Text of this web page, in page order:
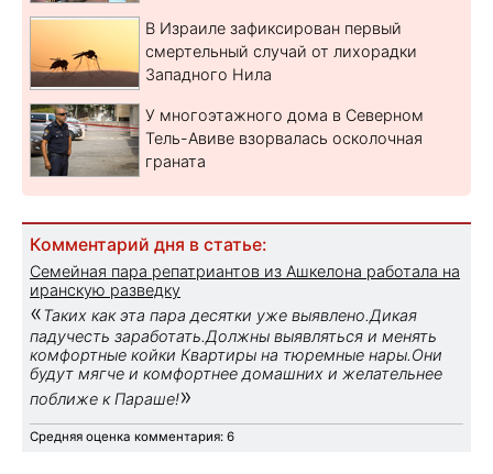
В Израиле зафиксирован первый
смертельный случай от лихорадки
Западного Нила
У многоэтажного дома в Северном
Тель-Авиве взорвалась осколочная
граната
Комментарий дня в статье:
Семейная пара репатриантов из Ашкелона работала на
иранскую разведку
«Таких как эта пара десятки уже выявлено.Дикая
падучесть заработать.Должны выявляться и менять
комфортные койки Квартиры на тюремные нары.Они
будут мягче и комфортнее домашних и желательнее
поближе к Параше!»
Средняя оценка комментария: 6